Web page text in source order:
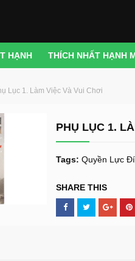
HẠNH THÍCH NHẤT HẠNH
Lục 1. Làm Việc Và Vui Chơi
PHỤ LỤC 1.
Tags: Quyền Lực
SHARE THIS